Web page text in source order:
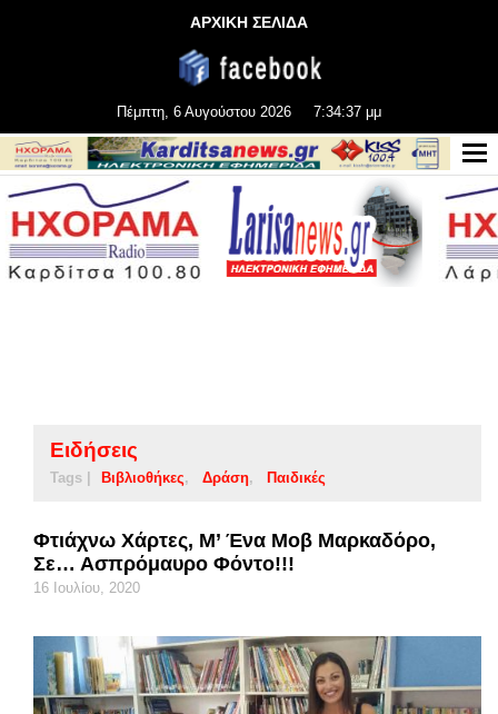
ΑΡΧΙΚΗ ΣΕΛΙΔΑ
Πέμπτη, 6 Αυγούστου 2026 7:34:38 μμ
Ειδήσεις
Tags | Βιβλιοθήκες Δράση Παιδικές
Φτιάχνω Χάρτες, Μ’ Ένα Μοβ Μαρκαδόρο,
Σε… Ασπρόμαυρο Φόντο!!!
16 Ιουλίου, 2020